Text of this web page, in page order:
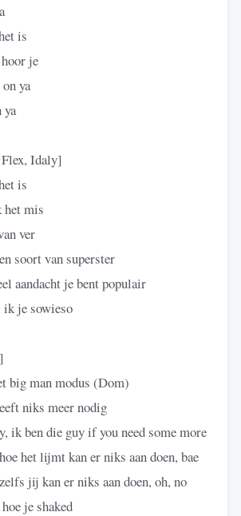
is
je
ya
ya
Idaly]
is
het mis
ver
soort van superster
aandacht je bent populair
je sowieso
big man modus (Dom)
niks meer nodig
ik ben die guy if you need some more
het lijmt kan er niks aan doen, bae
jij kan er niks aan doen, oh, no
je shaked